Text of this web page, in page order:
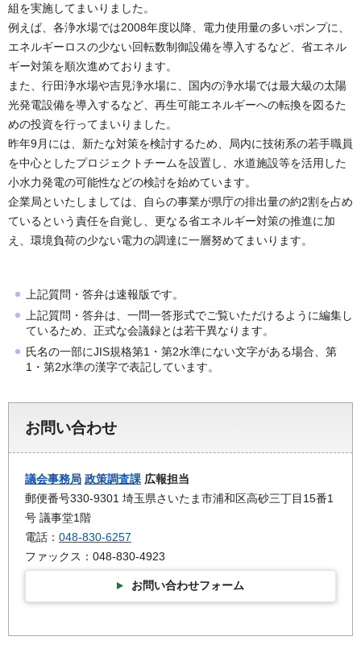
組を実施してまいりました。
例えば、各浄水場では2008年度以降、電力使用量の多いポンプに、
エネルギーロスの少ない回転数制御設備を導入するなど、省エネル
ギー対策を順次進めております。
また、行田浄水場や吉見浄水場に、国内の浄水場では最大級の太陽
光発電設備を導入するなど、再生可能エネルギーへの転換を図るた
めの投資を行ってまいりました。
昨年9月には、新たな対策を検討するため、局内に技術系の若手職員
を中心としたプロジェクトチームを設置し、水道施設等を活用した
小水力発電の可能性などの検討を始めています。
企業局といたしましては、自らの事業が県庁の排出量の約2割を占め
ているという責任を自覚し、更なる省エネルギー対策の推進に加
え、環境負荷の少ない電力の調達に一層努めてまいります。
上記質問・答弁は速報版です。
上記質問・答弁は、一問一答形式でご覧いただけるように編集し
ているため、正式な会議録とは若干異なります。
氏名の一部にJIS規格第1・第2水準にない文字がある場合、第
1・第2水準の漢字で表記しています。
お問い合わせ
議会事務局 政策調査課 広報担当
郵便番号330-9301 埼玉県さいたま市浦和区高砂三丁目15番1
号 議事堂1階
電話： 048-830-6257
ファックス：048-830-4923
お問い合わせフォーム